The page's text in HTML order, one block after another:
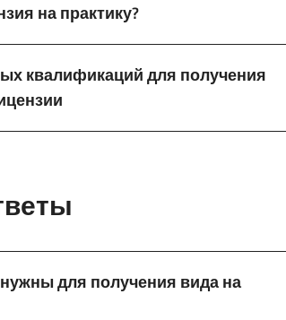
на практику?
квалификаций для получения
для получения вида на